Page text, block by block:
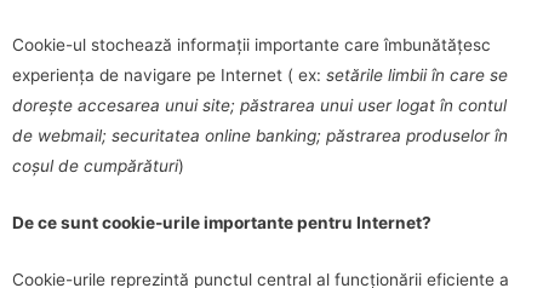
Cookie-ul stochează informații importante care îmbunătățesc
experiența de navigare pe Internet ( ex: setările limbii în care se
dorește accesarea unui site; păstrarea unui user logat în contul
de webmail; securitatea online banking; păstrarea produselor în
coșul de cumpărături)
De ce sunt cookie-urile importante pentru Internet?
Cookie-urile reprezintă punctul central al funcționării eficiente a